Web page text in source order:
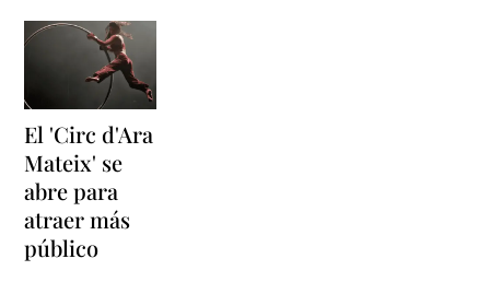
El 'Circ d'Ara
Mateix' se
abre para
atraer más
público